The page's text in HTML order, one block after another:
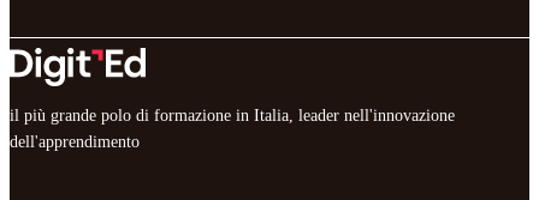
il più grande polo di formazione in Italia, leader nell'innovazione
dell'apprendimento